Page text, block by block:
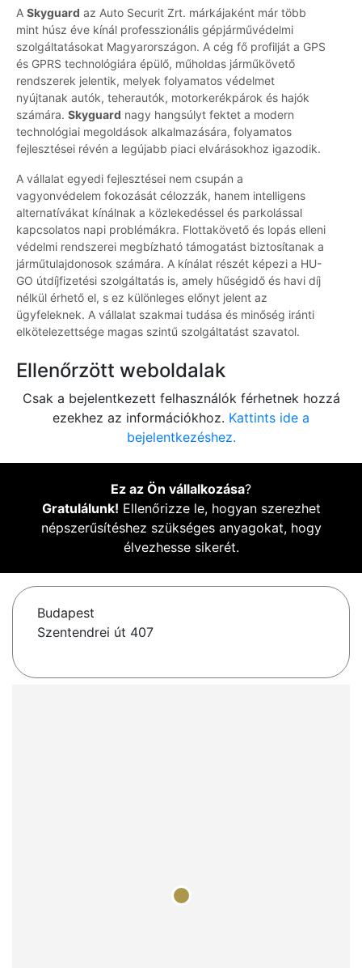
A Skyguard az Auto Securit Zrt. márkájaként már több
mint húsz éve kínál professzionális gépjárművédelmi
szolgáltatásokat Magyarországon. A cég fő profilját a GPS
és GPRS technológiára épülő, műholdas járműkövető
rendszerek jelentik, melyek folyamatos védelmet
nyújtanak autók, teherautók, motorkerékpárok és hajók
számára. Skyguard nagy hangsúlyt fektet a modern
technológiai megoldások alkalmazására, folyamatos
fejlesztései révén a legújabb piaci elvárásokhoz igazodik.
A vállalat egyedi fejlesztései nem csupán a
vagyonvédelem fokozását célozzák, hanem intelligens
alternatívákat kínálnak a közlekedéssel és parkolással
kapcsolatos napi problémákra. Flottakövető és lopás elleni
védelmi rendszerei megbízható támogatást biztosítanak a
járműtulajdonosok számára. A kínálat részét képezi a HU-
GO útdíjfizetési szolgáltatás is, amely hűségidő és havi díj
nélkül érhető el, s ez különleges előnyt jelent az
ügyfeleknek. A vállalat szakmai tudása és minőség iránti
elkötelezettsége magas szintű szolgáltatást szavatol.
Ellenőrzött weboldalak
Csak a bejelentkezett felhasználók férhetnek hozzá
ezekhez az információkhoz. Kattints ide a
bejelentkezéshez.
Ez az Ön vállalkozása?
Gratulálunk! Ellenőrizze le, hogyan szerezhet
népszerűsítéshez szükséges anyagokat, hogy
élvezhesse sikerét.
Budapest
Szentendrei út 407